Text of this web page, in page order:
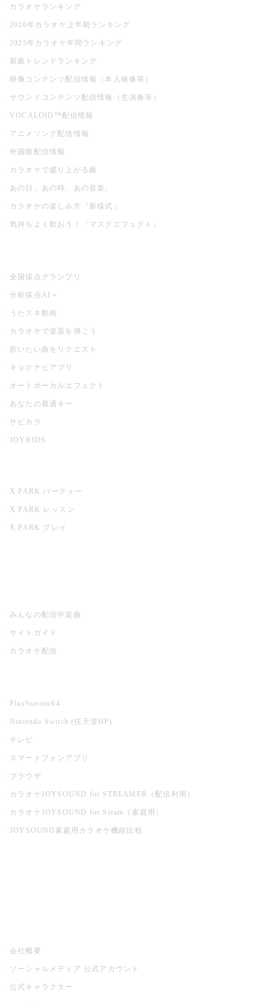
カラオケランキング
2026年カラオケ上半期ランキング
2025年カラオケ年間ランキング
新曲トレンドランキング
映像コンテンツ配信情報（本人映像等）
サウンドコンテンツ配信情報（生演奏等）
VOCALOID™配信情報
アニメソング配信情報
外国曲配信情報
カラオケで盛り上がる曲
あの日、あの時、あの音楽。
カラオケの楽しみ方『新様式』
気持ちよく歌おう！『マスクエフェクト』
全国採点グランプリ
分析採点AI＋
うたスキ動画
カラオケで楽器を弾こう
歌いたい曲をリクエスト
キョクナビアプリ
オートボーカルエフェクト
あなたの最適キー
サビカラ
JOYKIDS
X PARK パーティー
X PARK レッスン
X PARK プレイ
みんなの配信中楽曲
サイトガイド
カラオケ配信
PlayStation®4
Nintendo Switch (任天堂HP)
テレビ
スマートフォンアプリ
ブラウザ
カラオケJOYSOUND for STREAMER（配信利用）
カラオケJOYSOUND for Steam（家庭用）
JOYSOUND家庭用カラオケ機能比較
会社概要
ソーシャルメディア 公式アカウント
公式キャラクター